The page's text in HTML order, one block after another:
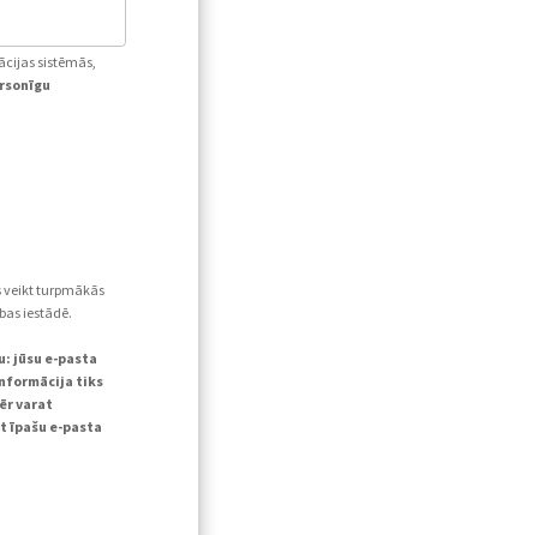
sistēmās,
veikt turpmākās
iestādē.
jūsu e-pasta
tiks
varat
īpašu e-pasta